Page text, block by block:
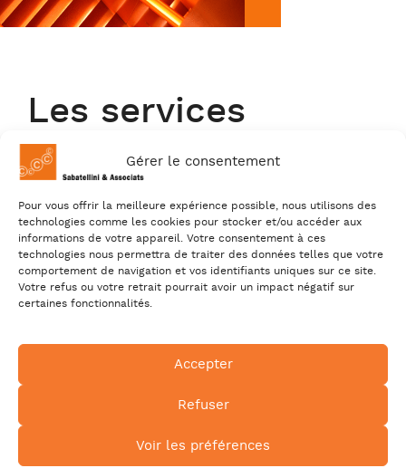
Gérer le consentement
Pour vous offrir la meilleure expérience possible, nous utilisons des
technologies comme les cookies pour stocker et/ou accéder aux
informations de votre appareil. Votre consentement à ces
technologies nous permettra de traiter des données telles que votre
comportement de navigation et vos identifiants uniques sur ce site.
Votre refus ou votre retrait pourrait avoir un impact négatif sur
certaines fonctionnalités.
Accepter
Refuser
Voir les préférences
Les services
Les services, qui sont détaillés ci-
sommaire et ne constitue pas une liste
limitative des services qui pourraient
être rendus. Notre objectif est de
répondre aux lacunes et aux failles
que pourraient rencontrer les
Ces services couvrent les aspects
pouvant découler de l’objet de la
propriété intellectuelle, industrielle et
des télécommunications. Ces services